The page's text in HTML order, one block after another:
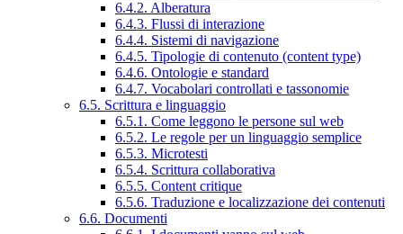
6.4.2. Alberatura
6.4.3. Flussi di interazione
6.4.4. Sistemi di navigazione
6.4.5. Tipologie di contenuto (content type)
6.4.6. Ontologie e standard
6.4.7. Vocabolari controllati e tassonomie
6.5. Scrittura e linguaggio
6.5.1. Come leggono le persone sul web
6.5.2. Le regole per un linguaggio semplice
6.5.3. Microtesti
6.5.4. Scrittura collaborativa
6.5.5. Content critique
6.5.6. Traduzione e localizzazione dei contenuti
6.6. Documenti